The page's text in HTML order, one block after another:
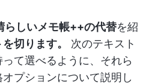
らしいメモ帳++の代替を紹
切ります。
次のテキスト
て選べるように、それら
プションについて説明し